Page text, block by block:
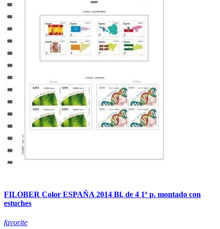
FILOBER Color ESPAÑA 2014 Bl. de 4 1ª p. montado con
estuches
favorite